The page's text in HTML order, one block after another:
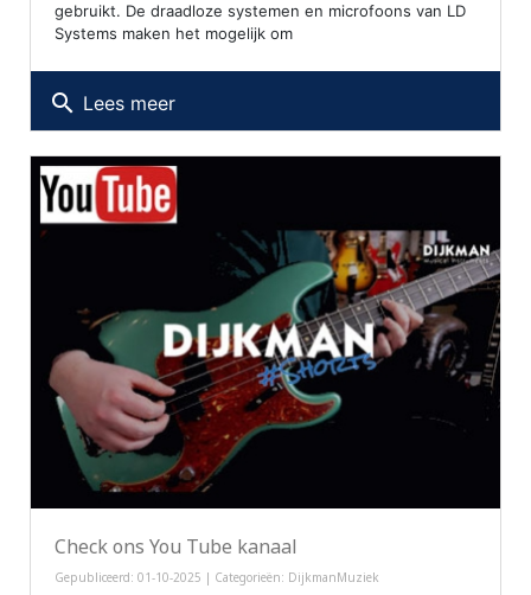
gebruikt. De draadloze systemen en microfoons van LD
Systems maken het mogelijk om
search Lees meer
Check ons You Tube kanaal
Gepubliceerd: 01-10-2025 | Categorieën: DijkmanMuziek